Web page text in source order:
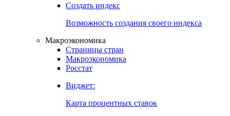
Создать индекс
Возможность создания своего индекса
Макроэкономика
Страницы стран
Макроэкономика
Росстат
Виджет:
Карта процентных ставок